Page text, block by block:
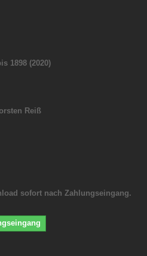
1898 (2020)
Reiß
sofort nach Zahlungseingang.